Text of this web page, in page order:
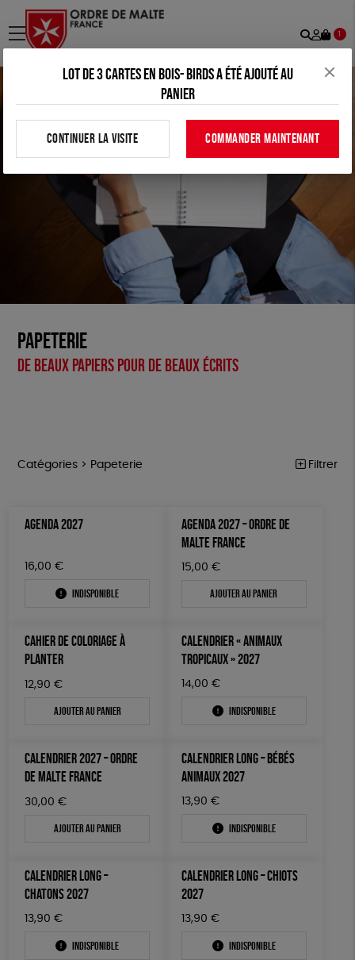
menu
Mon
1
Papeterie
De beaux papiers pour de beaux écrits
Catégories > Papeterie Filtrer
MAISON
BIEN-ÊTRE
PAPETERIE
LIVRES
Par défaut
Nouveauté
Prix : du - cher au + cher
50 € - 100 €
150 € - 200 €
Plus de 200€
Couleur
Mots clés
Fairtrade Biodégradable Cosme Bio
FSC Fabrication artisanale PEFC
Fabriqué en Espagne ESAT
AGENDA 2027
16,00 €
Indisponible
AGENDA 2027 – ORDRE DE
MALTE FRANCE
15,00 €
Ajouter au panier
CAHIER DE COLORIAGE À
PLANTER
12,90 €
Ajouter au panier
CALENDRIER « ANIMAUX
TROPICAUX » 2027
14,00 €
Indisponible
CALENDRIER 2027 – ORDRE
DE MALTE FRANCE
30,00 €
Ajouter au panier
CALENDRIER LONG – BÉBÉS
ANIMAUX 2027
13,90 €
Indisponible
CALENDRIER LONG –
CHATONS 2027
13,90 €
Indisponible
CALENDRIER LONG – CHIOTS
2027
13,90 €
Indisponible
Lot de 3 cartes en bois- Birds a été ajouté au
panier
CONTINUER LA VISITE COMMANDER MAINTENANT